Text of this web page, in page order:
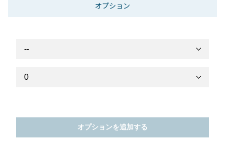
オプション
オプションを追加する